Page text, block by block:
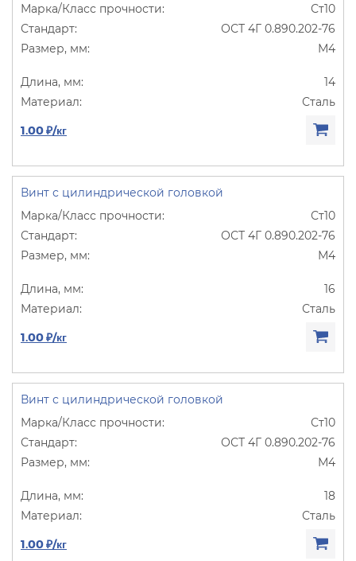
Ст10
ОСТ 4Г 0.890.202-76
М4
14
Сталь
1.00 ₽/кг
Винт с цилиндрической головкой
Ст10
ОСТ 4Г 0.890.202-76
М4
16
Сталь
1.00 ₽/кг
Винт с цилиндрической головкой
Ст10
ОСТ 4Г 0.890.202-76
М4
18
Сталь
1.00 ₽/кг